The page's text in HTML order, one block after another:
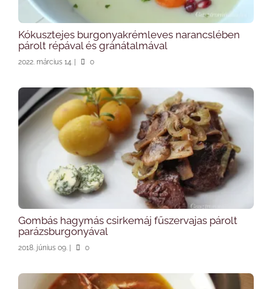
Kókusztejes burgonyakrémleves narancslében
párolt répával és gránátalmával
2022. március 14. 0
Gombás hagymás csirkemáj fűszervajas párolt
parázsburgonyával
2018. június 09. 0